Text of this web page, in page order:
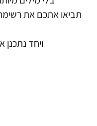
תביאו אתכם את
ויחד